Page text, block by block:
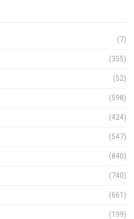
(7)
(355)
(52)
(598)
(424)
(547)
(840)
(740)
(661)
(199)